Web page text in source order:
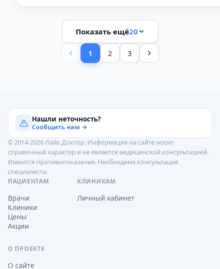
Показать ещё20
1 2 3
Нашли неточность?
Сообщить нам →
© 2014-2026 Лайк.Доктор. Информация на сайте носит
справочный характер и не является медицинской консультацией.
Имеются противопоказания. Необходима консультация
специалиста.
ПАЦИЕНТАМ
Врачи
Клиники
Цены
Акции
КЛИНИКАМ
Личный кабинет
О ПРОЕКТЕ
О сайте